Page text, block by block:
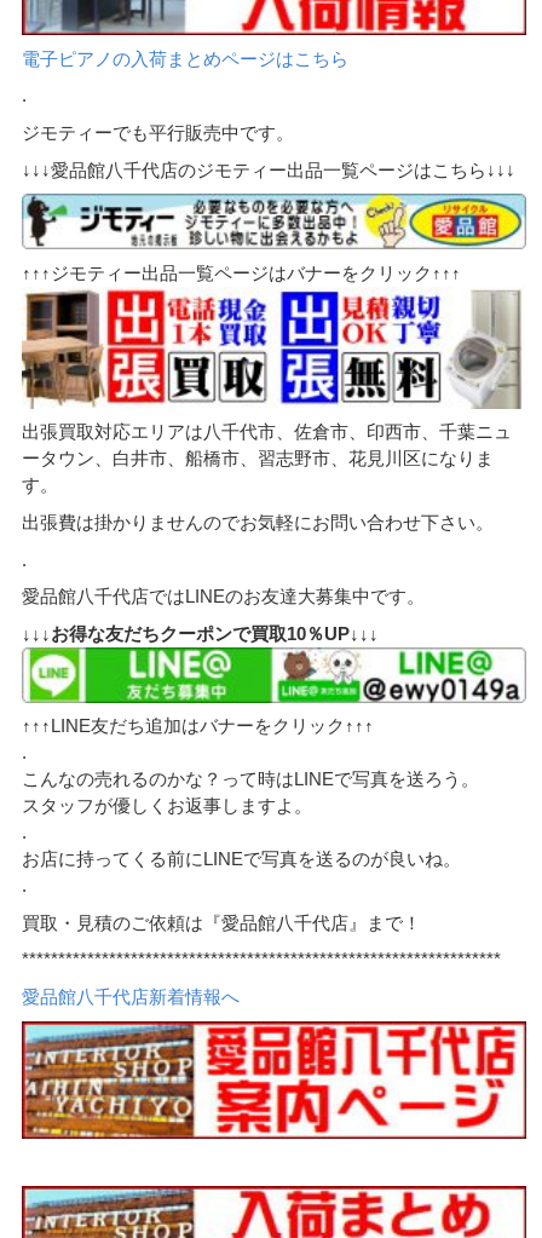
電子ピアノの入荷まとめページはこちら
.
ジモティーでも平行販売中です。
↓↓↓愛品館八千代店のジモティー出品一覧ページはこちら↓↓↓
↑↑↑ジモティー出品一覧ページはバナーをクリック↑↑↑
出張買取対応エリアは八千代市、佐倉市、印西市、千葉ニュ
ータウン、白井市、船橋市、習志野市、花見川区になりま
す。
出張費は掛かりませんのでお気軽にお問い合わせ下さい。
.
愛品館八千代店ではLINEのお友達大募集中です。
↓↓↓お得な友だちクーポンで買取10％UP↓↓↓
↑↑↑LINE友だち追加はバナーをクリック↑↑↑
.
こんなの売れるのかな？って時はLINEで写真を送ろう。
スタッフが優しくお返事しますよ。
.
お店に持ってくる前にLINEで写真を送るのが良いね。
.
買取・見積のご依頼は『愛品館八千代店』まで！
******************************************************************
愛品館八千代店新着情報へ